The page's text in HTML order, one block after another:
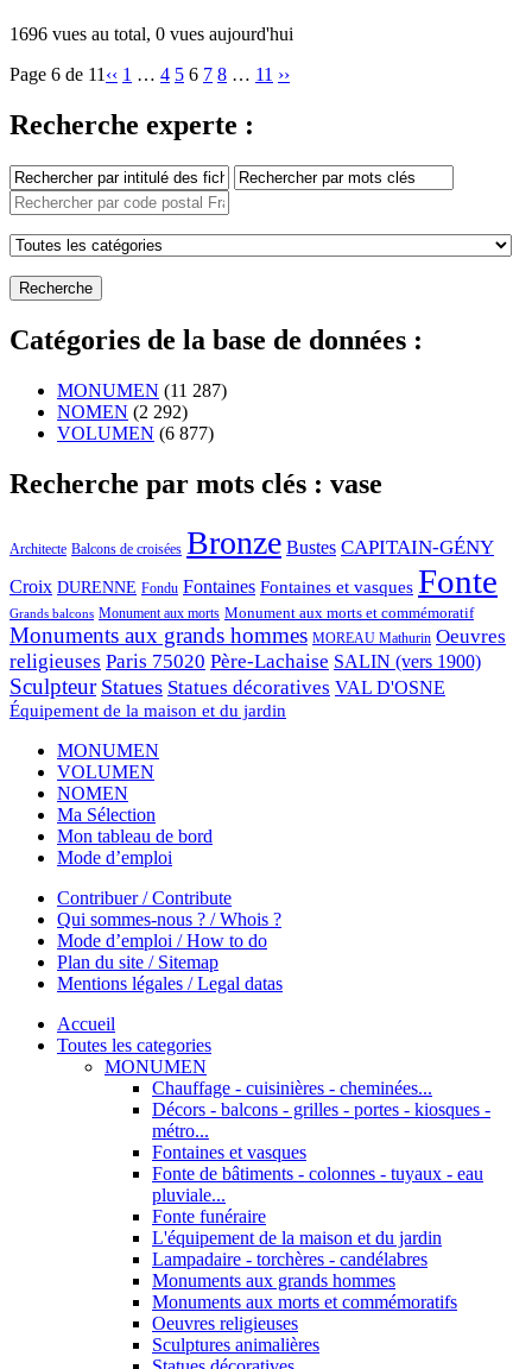
1696 vues au total, 0 vues aujourd'hui
Page 6 de 11 ‹‹ 1 … 4 5 6 7 8 … 11 ››
Recherche experte :
Catégories de la base de données :
MONUMEN (11 287)
NOMEN (2 292)
VOLUMEN (6 877)
Recherche par mots clés : vase
Architecte Balcons de croisées Bronze Bustes CAPITAIN-GÉNY
Croix DURENNE Fondu Fontaines Fontaines et vasques Fonte
Grands balcons Monument aux morts Monument aux morts et commémoratif
Monuments aux grands hommes MOREAU Mathurin Oeuvres
religieuses Paris 75020 Père-Lachaise SALIN (vers 1900)
Sculpteur Statues Statues décoratives VAL D'OSNE
Équipement de la maison et du jardin
MONUMEN
VOLUMEN
NOMEN
Ma Sélection
Mon tableau de bord
Mode d’emploi
Contribuer / Contribute
Qui sommes-nous ? / Whois ?
Mode d’emploi / How to do
Plan du site / Sitemap
Mentions légales / Legal datas
Accueil
Toutes les categories
MONUMEN
Chauffage - cuisinières - cheminées...
Décors - balcons - grilles - portes - kiosques -
métro...
Fontaines et vasques
Fonte de bâtiments - colonnes - tuyaux - eau
pluviale...
Fonte funéraire
L'équipement de la maison et du jardin
Lampadaire - torchères - candélabres
Monuments aux grands hommes
Monuments aux morts et commémoratifs
Oeuvres religieuses
Sculptures animalières